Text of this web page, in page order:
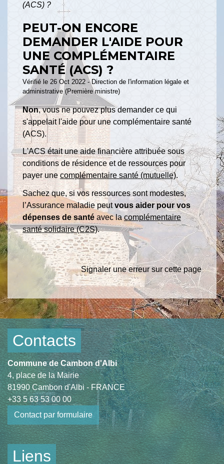
(ACS) ?
PEUT-ON ENCORE
DEMANDER L'AIDE POUR
UNE COMPLÉMENTAIRE
SANTÉ (ACS) ?
Vérifié le 26 Oct 2022 - Direction de l'information légale et
administrative (Première ministre)
Non, vous ne pouvez plus demander ce qui
s'appelait l'aide pour une complémentaire santé
(ACS).
L'ACS était une aide financière attribuée sous
conditions de résidence et de ressources pour
payer unecomplémentaire santé (mutuelle).
Sachez que, si vos ressources sont modestes,
l’Assurance maladie peutvous aider pour vos
dépenses de santé avec lacomplémentaire
santé solidaire (C2S).
Signaler une erreur sur cette page
Contacts
Commune de Cambon d'Albi
4, place de la Mairie
81990 Cambon d'Albi - FRANCE
+33 5 63 53 00 00
Contact par formulaire
Liens